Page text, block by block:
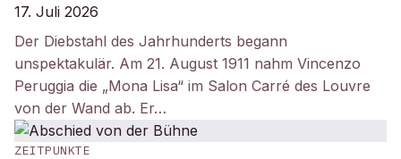
17. Juli 2026
Der Diebstahl des Jahrhunderts begann
unspektakulär. Am 21. August 1911 nahm Vincenzo
Peruggia die „Mona Lisa“ im Salon Carré des Louvre
von der Wand ab. Er…
ZEITPUNKTE